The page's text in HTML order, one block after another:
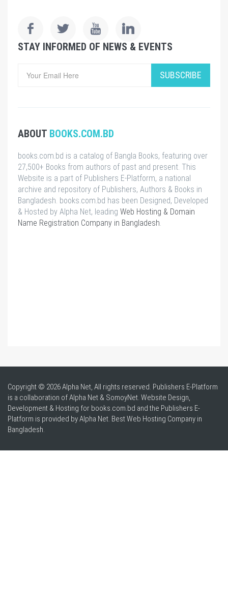
STAY INFORMED OF NEWS & EVENTS
SUBSCRIBE
ABOUT BOOKS.COM.BD
books.com.bd is a catalog of Bangla Books, featuring over
27,500+ Books from authors of past and present. This
Website is a part of Publishers E-Platform, a national
archive and repository of Publishers, Authors & Books in
Bangladesh. books.com.bd has been Designed, Developed
& Hosted by Alpha Net, leading Web Hosting & Domain
Name Registration Company in Bangladesh
Copyright © 2026 Alpha Net, All rights reserved. Publishers E-Platform
is a collaboration of Alpha Net & SomoyNet. Website Design,
Development & Hosting for books.com.bd and the Publishers E-
Platform is provided by Alpha Net. BestWeb Hosting Company in
Bangladesh.